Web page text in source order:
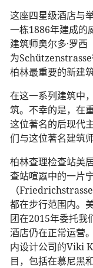
这座四星级酒店与
一栋1886年建成的
建筑师奥尔多·罗
为
柏林最重要的新建
在这一系列建筑中
筑。不幸的是，在
这位著名的后现代
们与这位著名建筑
柏林查理检查站美
查站喧嚣中的一片
（
都在步行范围内。
团在2015年委托我
酒店仍在正常运营
内设计公司的Viki
目，包括在慕尼黑